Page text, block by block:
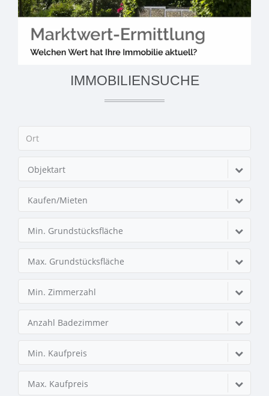
IMMOBILIENSUCHE
Objektart
Kaufen/Mieten
Min. Grundstücksfläche
Max. Grundstücksfläche
Min. Zimmerzahl
Anzahl Badezimmer
Min. Kaufpreis
Max. Kaufpreis